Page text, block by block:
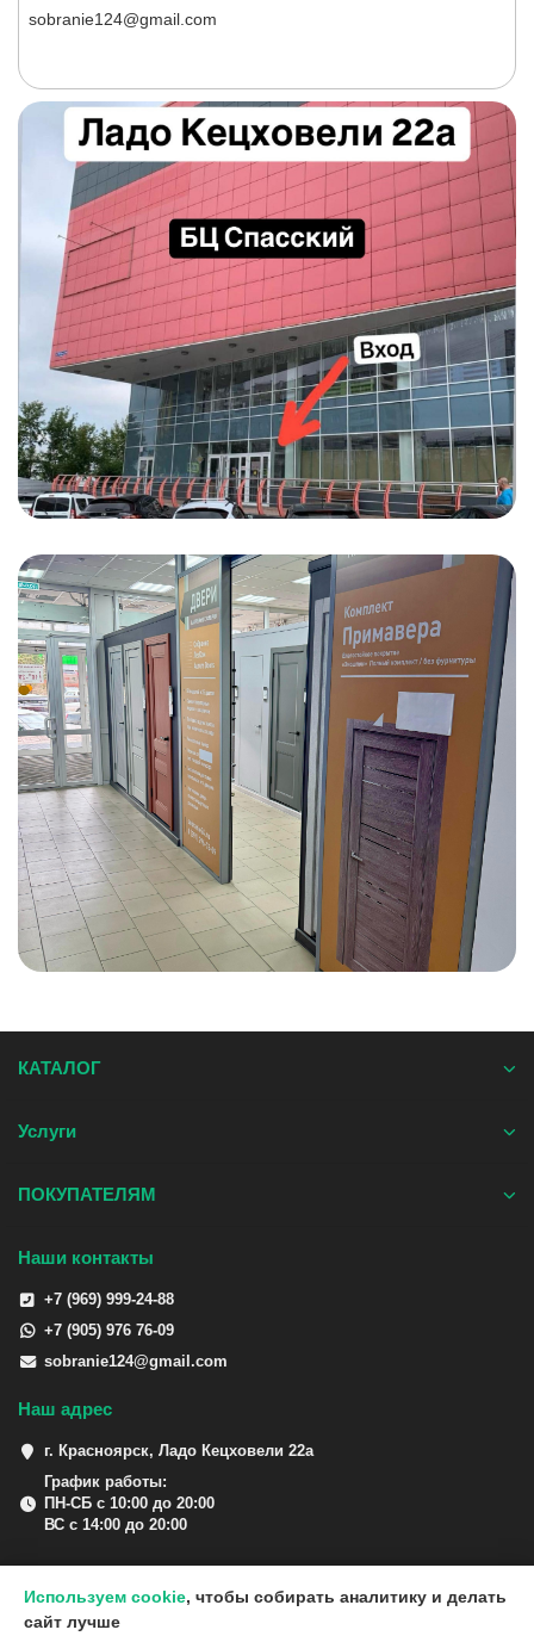
sobranie124@gmail.com
КАТАЛОГ
Услуги
ПОКУПАТЕЛЯМ
Наши контакты
+7 (969) 999-24-88
+7 (905) 976 76-09
sobranie124@gmail.com
Наш адрес
г. Красноярск, Ладо Кецховели 22а
График работы:
ПН-СБ с 10:00 до 20:00
ВС с 14:00 до 20:00
Используем cookie, чтобы собирать аналитику и делать
сайт лучше